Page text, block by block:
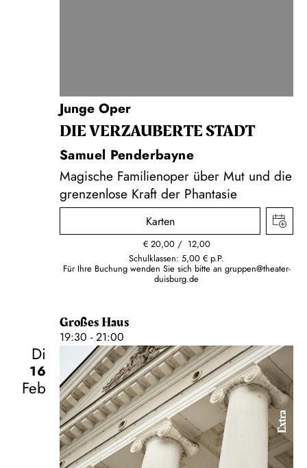
Junge Oper
DIE VERZAUBERTE STADT
Samuel Penderbayne
Magische Familienoper über Mut und die
grenzenlose Kraft der Phantasie
Karten
€ 20,00
12,00
Schulklassen: 5,00 € p.P.
Für Ihre Buchung wenden Sie sich bitte an gruppen@theater-
duisburg.de
Großes Haus
19:30 - 21:00
Di
16
Feb
Extra